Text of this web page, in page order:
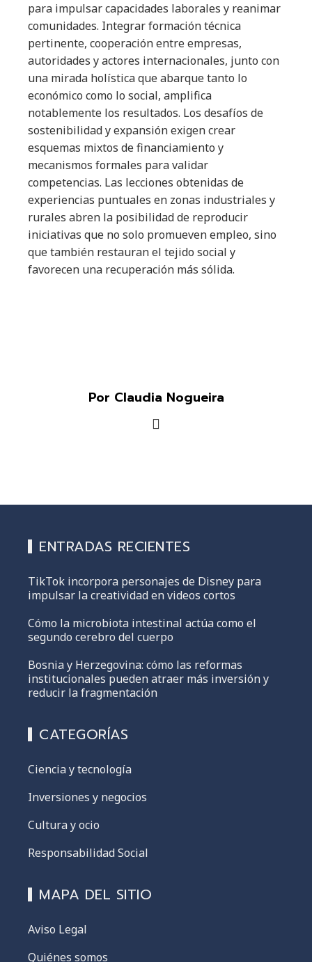
para impulsar capacidades laborales y reanimar
comunidades. Integrar formación técnica
pertinente, cooperación entre empresas,
autoridades y actores internacionales, junto con
una mirada holística que abarque tanto lo
económico como lo social, amplifica
notablemente los resultados. Los desafíos de
sostenibilidad y expansión exigen crear
esquemas mixtos de financiamiento y
mecanismos formales para validar
competencias. Las lecciones obtenidas de
experiencias puntuales en zonas industriales y
rurales abren la posibilidad de reproducir
iniciativas que no solo promueven empleo, sino
que también restauran el tejido social y
favorecen una recuperación más sólida.
Por Claudia Nogueira
ENTRADAS RECIENTES
TikTok incorpora personajes de Disney para
impulsar la creatividad en videos cortos
Cómo la microbiota intestinal actúa como el
segundo cerebro del cuerpo
Bosnia y Herzegovina: cómo las reformas
institucionales pueden atraer más inversión y
reducir la fragmentación
CATEGORÍAS
Ciencia y tecnología
Inversiones y negocios
Cultura y ocio
Responsabilidad Social
MAPA DEL SITIO
Aviso Legal
Quiénes somos